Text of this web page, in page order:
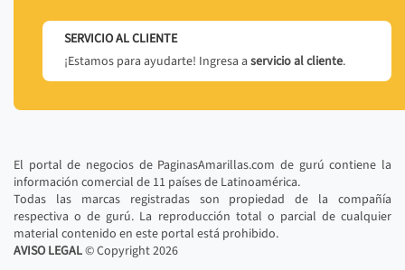
SERVICIO AL CLIENTE
¡Estamos para ayudarte! Ingresa a servicio al cliente.
El portal de negocios de PaginasAmarillas.com de gurú contiene la
información comercial de 11 países de Latinoamérica.
Todas las marcas registradas son propiedad de la compañía
respectiva o de gurú. La reproducción total o parcial de cualquier
material contenido en este portal está prohibido.
AVISO LEGAL© Copyright2026